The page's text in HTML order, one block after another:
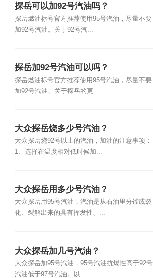
探岳可以加92号汽油吗？
探岳燃油标号官方推荐使用95号汽油，尽量不要
加92号汽油。关于92号汽...
探岳加92号汽油可以吗？
探岳燃油标号官方推荐使用95号汽油，尽量不要
加92号汽油。关于探岳的更...
大众探岳烧多少号汽油？
大众探岳烧92号以上的汽油，加油的注意事项：
1、选择在温度相对低时候加...
大众探岳用多少号汽油？
大众探岳用95号汽油，汽油是从石油里分馏或裂
化、裂解出来的具有挥发性、...
大众探岳加几号汽油？
大众探岳加95号汽油，95号汽油抗爆性高于92号
汽油低于97号汽油。以...